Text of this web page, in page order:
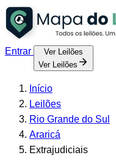
Entrar
Ver Leilões
Ver Leilões
Início
Leilões
Rio Grande do Sul
Araricá
Extrajudiciais